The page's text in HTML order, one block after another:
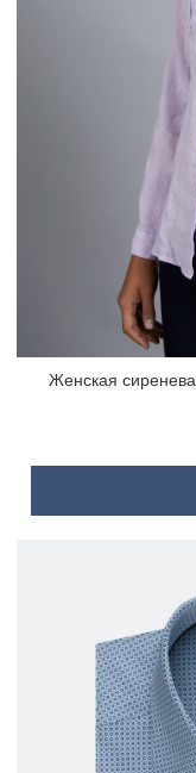
Женская